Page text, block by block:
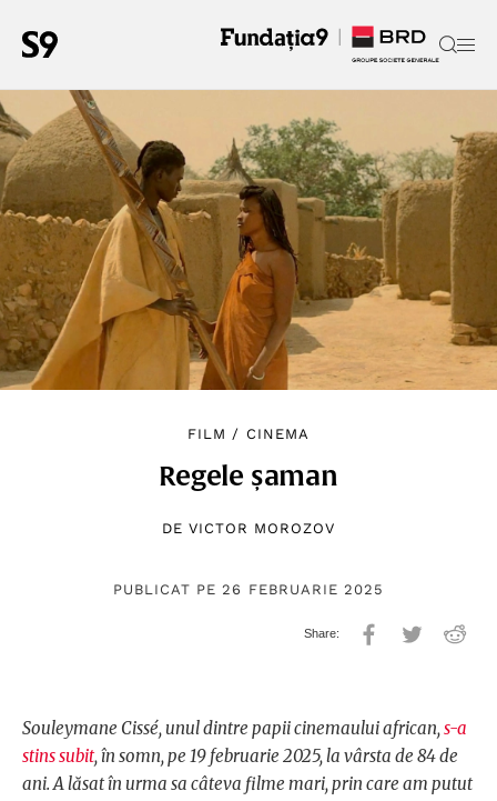
FILM / CINEMA
Regele șaman
DE VICTOR MOROZOV
PUBLICAT PE 26 FEBRUARIE 2025
Souleymane Cissé, unul dintre papii cinemaului african,s-a
stins subit, în somn, pe 19 februarie 2025, la vârsta de 84 de
ani. A lăsat în urma sa câteva filme mari, prin care am putut